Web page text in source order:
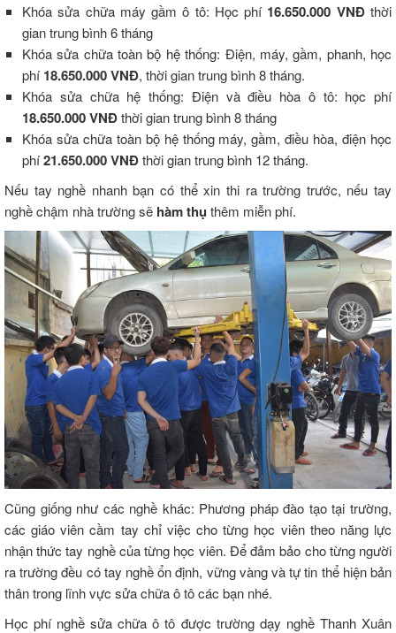
Khóa sửa chữa máy gầm ô tô: Học phí 16.650.000 VNĐthời
gian trung bình 6 tháng
Khóa sửa chữa toàn bộ hệ thống: Điện, máy, gầm, phanh, học
phí18.650.000 VNĐ, thời gian trung bình 8 tháng.
Khóa sửa chữa hệ thống: Điện và điều hòa ô tô: học phí
18.650.000 VNĐthời gian trung bình 8 tháng
Khóa sửa chữa toàn bộ hệ thống máy, gầm, điều hòa, điện học
phí21.650.000 VNĐthời gian trung bình 12 tháng.
Nếu tay nghề nhanh bạn có thể xin thi ra trường trước, nếu tay
nghề chậm nhà trường sẽ hàm thụ thêm miễn phí.
Cũng giống như các nghề khác: Phương pháp đào tạo tại trường,
các giáo viên cầm tay chỉ việc cho từng học viên theo năng lực
nhận thức tay nghề của từng học viên. Để đảm bảo cho từng người
ra trường đều có tay nghề ổn định, vững vàng và tự tin thể hiện bản
thân trong lĩnh vực sửa chữa ô tô các bạn nhé.
Học phí nghề sửa chữa ô tô được trường dạy nghề Thanh Xuân